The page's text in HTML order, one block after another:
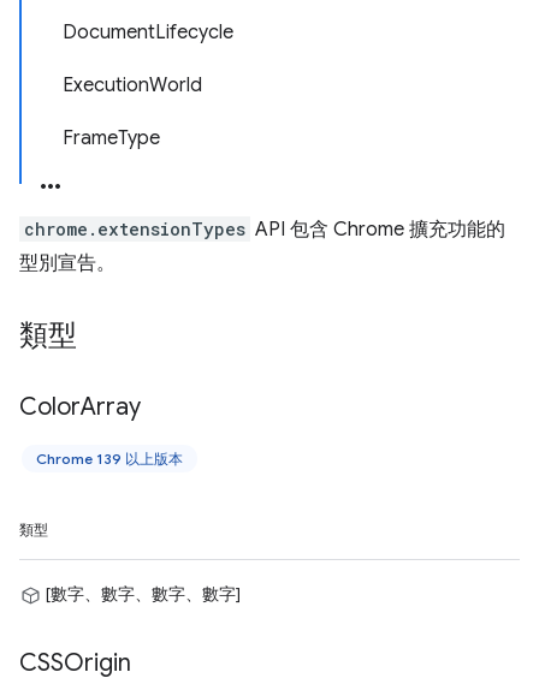
DocumentLifecycle
ExecutionWorld
FrameType
chrome.extensionTypes API 包含 Chrome 擴充功能的
型別宣告。
類型
ColorArray
Chrome 139 以上版本
類型
[數字、數字、數字、數字]
CSSOrigin